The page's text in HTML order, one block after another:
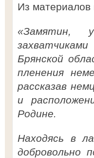
Из материалов
«Замятин,
Брянской
пленения
рассказав
и
Родине.
Находясь в
добровольно